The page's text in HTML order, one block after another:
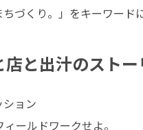
ちづくり。」をキーワード
と出汁のストー
ョン
ールドワークせよ。